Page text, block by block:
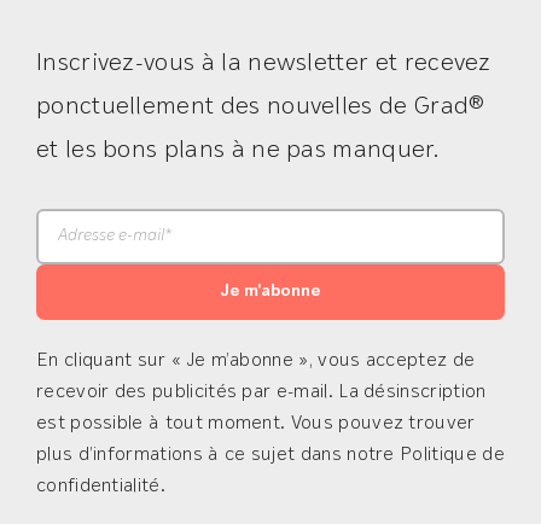
Inscrivez-vous à la newsletter et recevez
ponctuellement des nouvelles de Grad®
et les bons plans à ne pas manquer.
Je m'abonne
En cliquant sur « Je m’abonne », vous acceptez de
recevoir des publicités par e-mail. La désinscription
est possible à tout moment. Vous pouvez trouver
plus d’informations à ce sujet dans notre Politique de
confidentialité.